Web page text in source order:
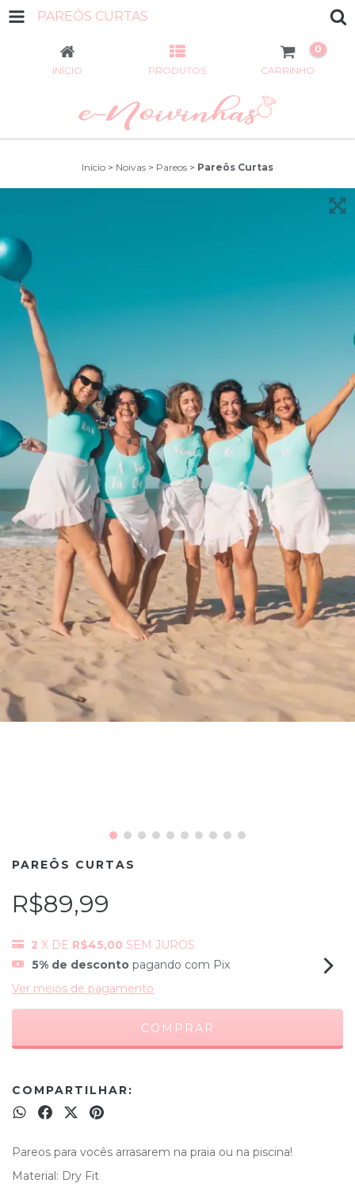
PAREÔS CURTAS
INÍCIO PRODUTOS CARRINHO
0
Início > Noivas > Pareos > Pareôs Curtas
PAREÔS CURTAS
R$89,99
2 X DE R$45,00 SEM JUROS
5% de desconto pagando com Pix
Ver meios de pagamento
COMPARTILHAR:
Pareos para vocês arrasarem na praia ou na piscina!
Material: Dry Fit